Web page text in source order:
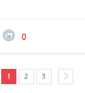
0
1 2 3